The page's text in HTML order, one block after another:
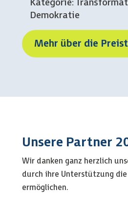
Kategorie:
Demokratie
Mehr über die
Unsere Partner
Wir danken ganz herzlich
durch ihre Unterstützung die
ermöglichen.